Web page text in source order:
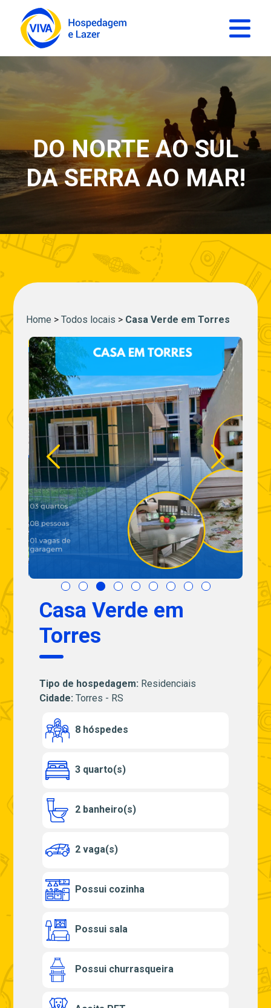
DO NORTE AO SUL
DA SERRA AO MAR!
Home > Todos locais > Casa Verde em Torres
Casa Verde em
Torres
Tipo de hospedagem: Residenciais
Cidade: Torres - RS
8 hóspedes
3 quarto(s)
2 banheiro(s)
2 vaga(s)
Possui cozinha
Possui sala
Possui churrasqueira